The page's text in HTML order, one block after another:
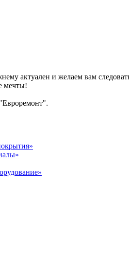
актуален и желаем вам
мечты!